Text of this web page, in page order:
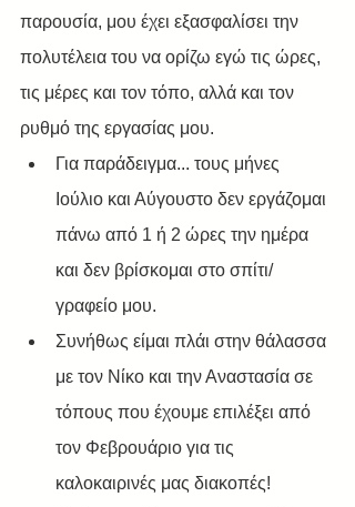
παρουσία, μου έχει εξασφαλίσει την
πολυτέλεια του να ορίζω εγώ τις ώρες,
τις μέρες και τον τόπο, αλλά και τον
ρυθμό της εργασίας μου.
Για παράδειγμα... τους μήνες
Ιούλιο και Αύγουστο δεν εργάζομαι
πάνω από 1 ή 2 ώρες την ημέρα
και δεν βρίσκομαι στο σπίτι/
γραφείο μου.
Συνήθως είμαι πλάι στην θάλασσα
με τον Νίκο και την Αναστασία σε
τόπους που έχουμε επιλέξει από
τον Φεβρουάριο για τις
καλοκαιρινές μας διακοπές!